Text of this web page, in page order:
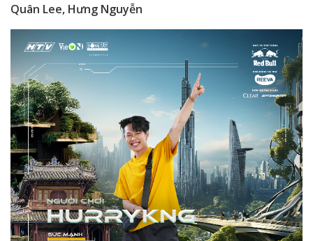
Quân Lee, Hưng Nguyễn